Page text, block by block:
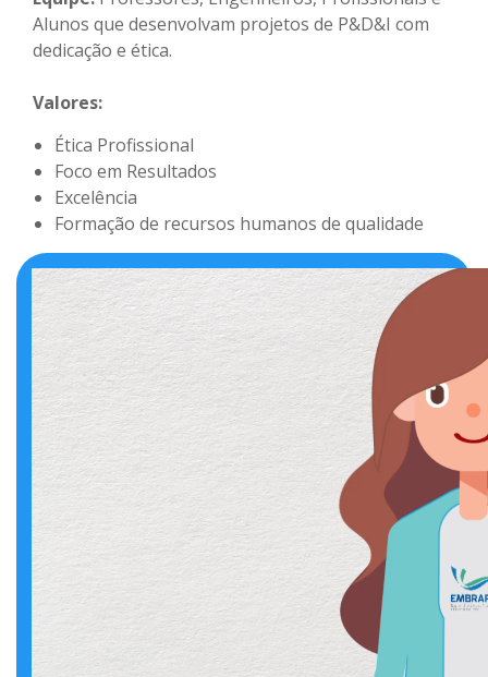
Alunos que desenvolvam projetos de P&D&I com
dedicação e ética.
Valores:
Ética Profissional
Foco em Resultados
Excelência
Formação de recursos humanos de qualidade